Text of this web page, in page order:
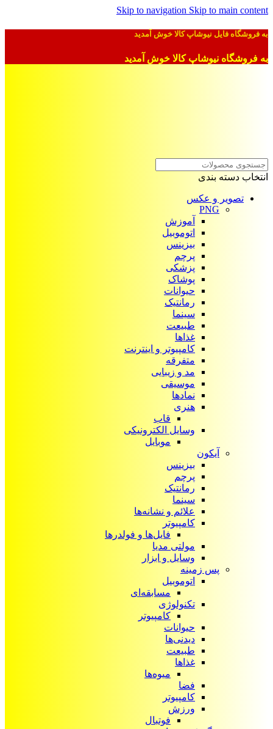
Skip to navigation Skip to main content
به فروشگاه فایل نیوشاپ کالا خوش آمدید
به فروشگاه نیوشاپ کالا خوش آمدید
انتخاب دسته بندی
تصویر و عکس
PNG
آموزش
اتوموبیل
بیزینس
پرچم
پزشکی
پوشاک
حیوانات
رمانتیک
سینما
طبیعت
غذاها
کامپیوتر و اینترنت
متفرقه
مد و زیبایی
موسیقی
نمادها
هنری
قاب
وسایل الکترونیکی
موبایل
آیکون‌
بیزینس
پرچم
رمانتیک
سینما
علائم و نشانه‌ها
کامپیوتر
فایل‌ها و فولدرها
مولتی مدیا
وسایل و ابزار
پس زمینه
اتوموبیل
مسابقه‌ای
تکنولوژی
کامپیوتر
حیوانات
دیدنی‌ها
طبیعت
غذاها
میوه‌ها
فضا
کامپیوتر
ورزش
فوتبال